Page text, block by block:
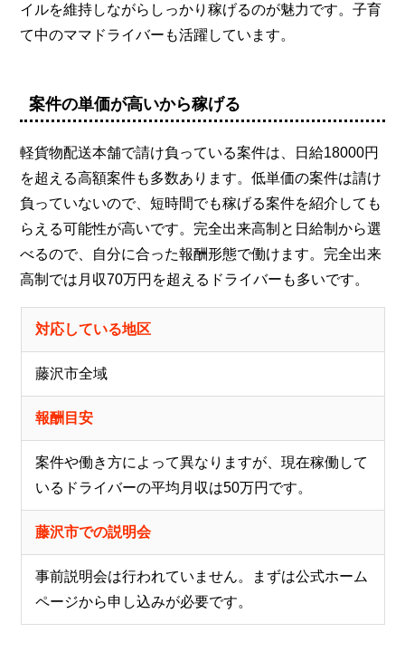
イルを維持しながらしっかり稼げるのが魅力です。子育
て中のママドライバーも活躍しています。
案件の単価が高いから稼げる
軽貨物配送本舗で請け負っている案件は、日給18000円
を超える高額案件も多数あります。低単価の案件は請け
負っていないので、短時間でも稼げる案件を紹介しても
らえる可能性が高いです。完全出来高制と日給制から選
べるので、自分に合った報酬形態で働けます。完全出来
高制では月収70万円を超えるドライバーも多いです。
対応している地区
藤沢市全域
報酬目安
案件や働き方によって異なりますが、現在稼働して
いるドライバーの平均月収は50万円です。
藤沢市での説明会
事前説明会は行われていません。まずは公式ホーム
ページから申し込みが必要です。